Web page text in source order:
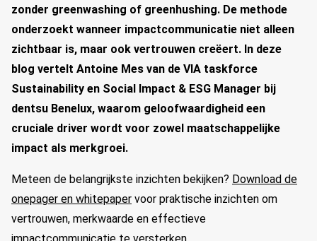
zonder greenwashing of greenhushing. De methode
onderzoekt wanneer impactcommunicatie niet alleen
zichtbaar is, maar ook vertrouwen creëert. In deze
blog vertelt Antoine Mes van de VIA taskforce
Sustainability en Social Impact & ESG Manager bij
dentsu Benelux, waarom geloofwaardigheid een
cruciale driver wordt voor zowel maatschappelijke
impact als merkgroei.
Meteen de belangrijkste inzichten bekijken? Download de
onepager en whitepaper voor praktische inzichten om
vertrouwen, merkwaarde en effectieve